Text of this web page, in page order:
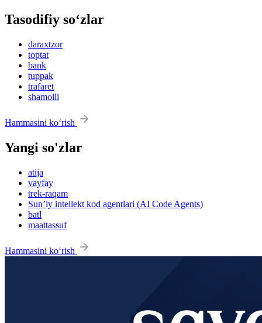
Tasodifiy so‘zlar
daraxtzor
toptat
bank
tuppak
trafaret
shamolli
Hammasini ko‘rish
Yangi so'zlar
atija
vayfay
trek-raqam
Sun’iy intellekt kod agentlari (AI Code Agents)
batl
maattassuf
Hammasini ko‘rish